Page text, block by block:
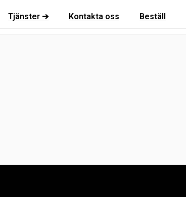
Tjänster ➔ Kontakta oss Beställ